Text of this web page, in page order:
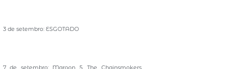
3 de setembro: ESGOTADO
7 de setembro: Maroon 5, The Chainsmokers,